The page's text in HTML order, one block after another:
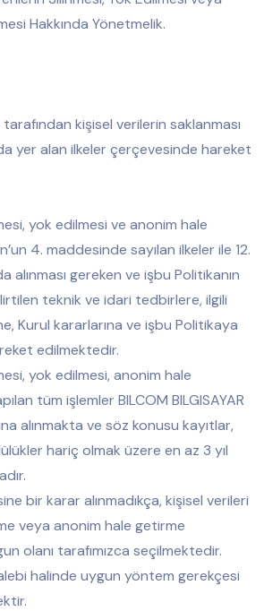
Hakkında Yönetmelik.
tarafından kişisel verilerin saklanması
yer alan ilkeler çerçevesinde hareket
yok edilmesi ve anonim hale
4. maddesinde sayılan ilkeler ile 12.
alınması gereken ve işbu Politikanın
teknik ve idari tedbirlere, ilgili
Kurul kararlarına ve işbu Politikaya
edilmektedir.
yok edilmesi, anonim hale
tüm işlemler BILCOM BILGISAYAR
alınmakta ve söz konusu kayıtlar,
hariç olmak üzere en az 3 yıl
bir karar alınmadıkça, kişisel verileri
veya anonim hale getirme
olanı tarafımızca seçilmektedir.
halinde uygun yöntem gerekçesi